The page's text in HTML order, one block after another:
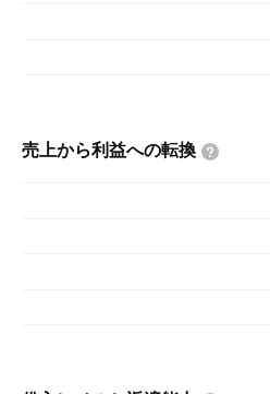
売上から利益への転換